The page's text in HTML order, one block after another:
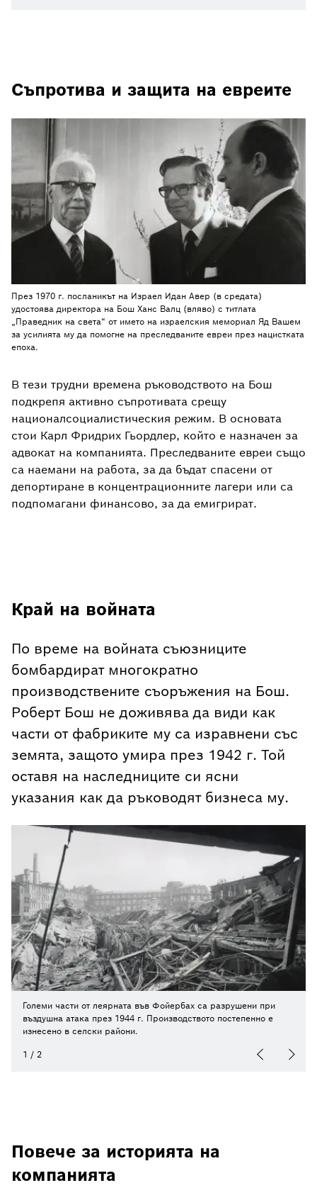
Съпротива и защита на евреите
В тези трудни времена ръководството на Бош
подкрепя активно съпротивата срещу
националсоциалистическия режим. В основата
стои Карл Фридрих Гьордлер, който е назначен за
адвокат на компанията. Преследваните евреи също
са наемани на работа, за да бъдат спасени от
депортиране в концентрационните лагери или са
подпомагани финансово, за да емигрират.
През 1970 г. посланикът на Израел Идан Авер (в средата)
удостоява директора на Бош Ханс Валц (вляво) с титлата
„Праведник на света“ от името на израелския мемориал Яд Вашем
за усилията му да помогне на преследваните евреи през нацистката
епоха.
Край на войната
По време на войната съюзниците
бомбардират многократно
производствените съоръжения на Бош.
Роберт Бош не доживява да види как
части от фабриките му са изравнени със
земята, защото умира през 1942 г. Той
оставя на наследниците си ясни
указания как да ръководят бизнеса му.
Големи части от леярната във Фойербах са разрушени при
въздушна атака през 1944 г. Производството постепенно е
изнесено в селски райони.
1 / 2
Повече за историята на
компанията